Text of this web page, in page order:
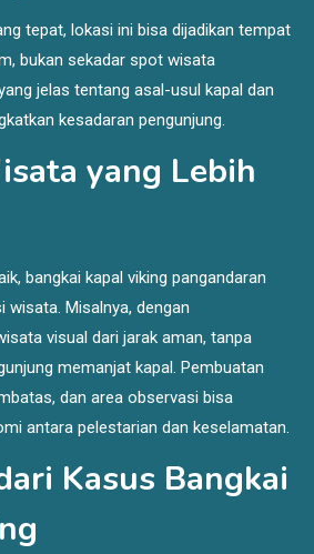
tepat, lokasi ini bisa dijadikan tempat
bukan sekadar spot wisata
jelas tentang asal-usul kapal dan
kesadaran pengunjung.
yang Lebih
bangkai kapal viking pangandaran
Misalnya, dengan
visual dari jarak aman, tanpa
memanjat kapal. Pembuatan
dan area observasi bisa
antara pelestarian dan keselamatan.
Kasus Bangkai